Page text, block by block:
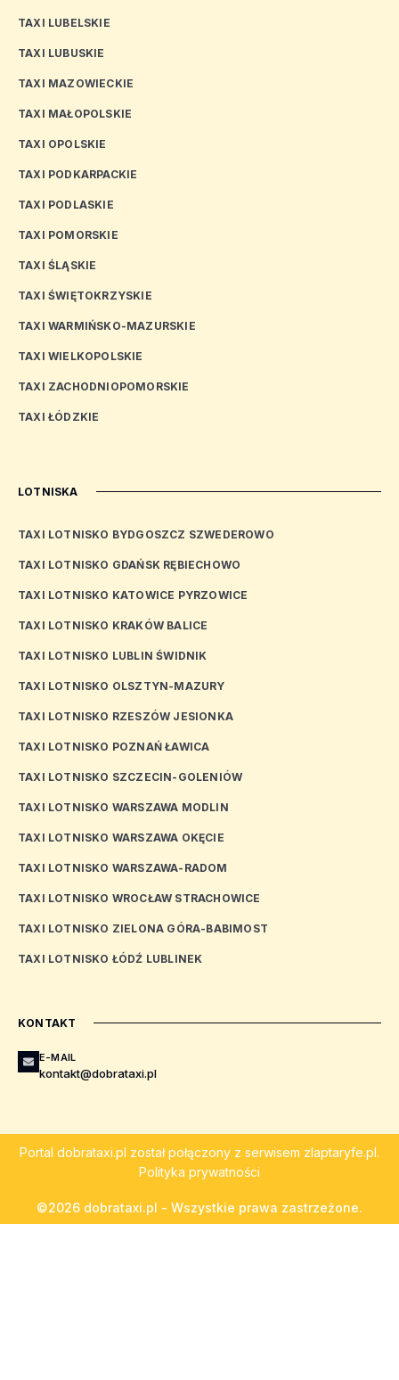
TAXI LUBELSKIE
TAXI LUBUSKIE
TAXI MAZOWIECKIE
TAXI MAŁOPOLSKIE
TAXI OPOLSKIE
TAXI PODKARPACKIE
TAXI PODLASKIE
TAXI POMORSKIE
TAXI ŚLĄSKIE
TAXI ŚWIĘTOKRZYSKIE
TAXI WARMIŃSKO-MAZURSKIE
TAXI WIELKOPOLSKIE
TAXI ZACHODNIOPOMORSKIE
TAXI ŁÓDZKIE
LOTNISKA
TAXI LOTNISKO BYDGOSZCZ SZWEDEROWO
TAXI LOTNISKO GDAŃSK RĘBIECHOWO
TAXI LOTNISKO KATOWICE PYRZOWICE
TAXI LOTNISKO KRAKÓW BALICE
TAXI LOTNISKO LUBLIN ŚWIDNIK
TAXI LOTNISKO OLSZTYN-MAZURY
TAXI LOTNISKO RZESZÓW JESIONKA
TAXI LOTNISKO POZNAŃ ŁAWICA
TAXI LOTNISKO SZCZECIN-GOLENIÓW
TAXI LOTNISKO WARSZAWA MODLIN
TAXI LOTNISKO WARSZAWA OKĘCIE
TAXI LOTNISKO WARSZAWA-RADOM
TAXI LOTNISKO WROCŁAW STRACHOWICE
TAXI LOTNISKO ZIELONA GÓRA-BABIMOST
TAXI LOTNISKO ŁÓDŹ LUBLINEK
KONTAKT
E-MAIL
kontakt@dobrataxi.pl
Portal dobrataxi.pl został połączony z serwisem zlaptaryfe.pl.
Polityka prywatności
©2026 dobrataxi.pl - Wszystkie prawa zastrzeżone.